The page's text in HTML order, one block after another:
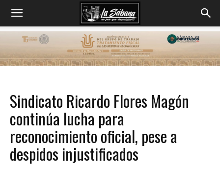
Sindicato Ricardo Flores Magón
continúa lucha para
reconocimiento oficial, pese a
despidos injustificados